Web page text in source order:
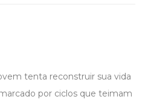
tenta reconstruir sua vida
por ciclos que teimam